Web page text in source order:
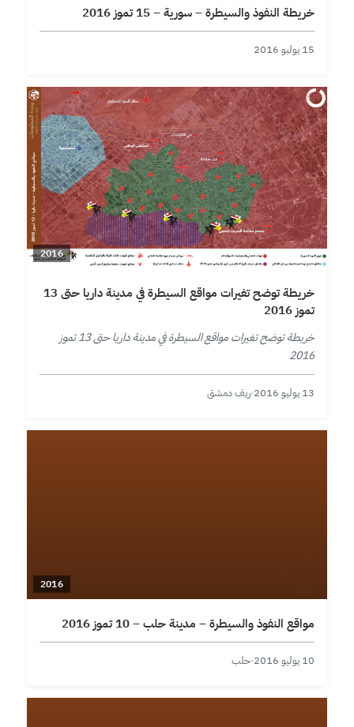
خريطة النفوذ والسيطرة – سورية – 15 تموز 2016
15 يوليو 2016
2016
خريطة توضح تغيرات مواقع السيطرة في مدينة داريا حتى 13
تموز 2016
خريطة توضح تغيرات مواقع السيطرة في مدينة داريا حتى 13 تموز
2016
13 يوليو 2016 ·ريف دمشق
2016
مواقع النفوذ والسيطرة – مدينة حلب – 10 تموز 2016
10 يوليو 2016 ·حلب